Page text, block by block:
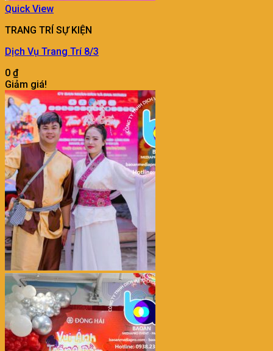
Quick View
TRANG TRÍ SỰ KIỆN
Dịch Vụ Trang Trí 8/3
0 ₫
Giảm giá!